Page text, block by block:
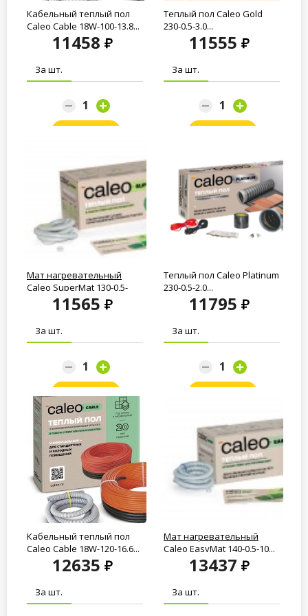
Кабельный теплый пол
Caleo Cable 18W-100-13.8...
11458
За шт.
Заказать
Теплый пол Caleo Gold
230-0.5-3.0...
11555
За шт.
Заказать
Мат нагревательный
Caleo SuperMat 130-0,5-
11565
За шт.
Заказать
Теплый пол Caleo Platinum
230-0.5-2.0...
11795
За шт.
Заказать
Кабельный теплый пол
Caleo Cable 18W-120-16.6...
12635
За шт.
Мат нагревательный
Caleo EasyMat 140-0,5-10...
13437
За шт.